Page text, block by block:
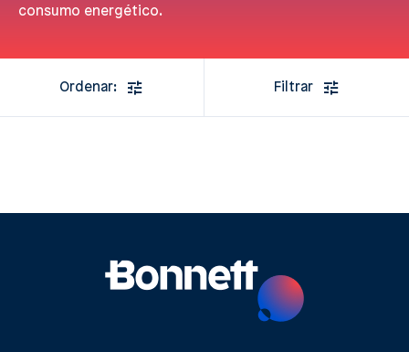
consumo energético.
Ordenar: Filtrar